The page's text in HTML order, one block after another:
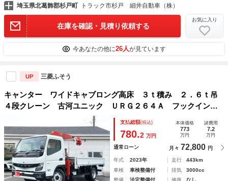
埼玉県北葛飾郡杉戸町 トラック市杉戸 細井自動車（株）
在庫を確認・見積り依頼する
お気に入り
今あなたの他に26人が見ています
UP 三菱ふそう
キャンター ワイドキャブロング高床 ３ｔ積み ２．６ｔ吊
４段クレーン 古河ユニック ＵＲＧ２６４Ａ フックイン
ラジコン ５ＭＴ 衝突軽減ブレーキ イージーゴー 荷寸長
さ３６９ｃｍ幅２０７ｃｍあおり３８ｃｍ 地上高前９４ｃｍ
後１０６ｃｍ
支払総額(税込)
780.2 万円
本体価格
773
万円
諸費用
7.2
万円
通常ローン 月々 72,800 円
年式 2023年 走行
443km
車検
車検整備付 排気
3000cc
整備
法定整備付 修復
なし